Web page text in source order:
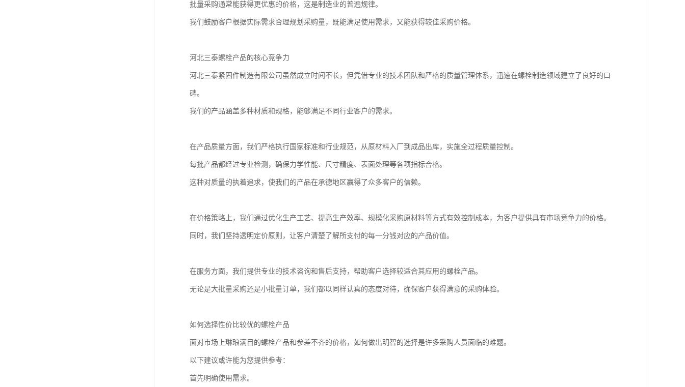
批量采购通常能获得更优惠的价格，这是制造业的普遍规律。
我们鼓励客户根据实际需求合理规划采购量，既能满足使用需求，又能获得较佳采购价格。
河北三泰螺栓产品的核心竞争力
河北三泰紧固件制造有限公司虽然成立时间不长，但凭借专业的技术团队和严格的质量管理体系，迅速在螺栓制造领域建立了良好的口
碑。
我们的产品涵盖多种材质和规格，能够满足不同行业客户的需求。
在产品质量方面，我们严格执行国家标准和行业规范，从原材料入厂到成品出库，实施全过程质量控制。
每批产品都经过专业检测，确保力学性能、尺寸精度、表面处理等各项指标合格。
这种对质量的执着追求，使我们的产品在承德地区赢得了众多客户的信赖。
在价格策略上，我们通过优化生产工艺、提高生产效率、规模化采购原材料等方式有效控制成本，为客户提供具有市场竞争力的价格。
同时，我们坚持透明定价原则，让客户清楚了解所支付的每一分钱对应的产品价值。
在服务方面，我们提供专业的技术咨询和售后支持，帮助客户选择较适合其应用的螺栓产品。
无论是大批量采购还是小批量订单，我们都以同样认真的态度对待，确保客户获得满意的采购体验。
如何选择性价比较优的螺栓产品
面对市场上琳琅满目的螺栓产品和参差不齐的价格，如何做出明智的选择是许多采购人员面临的难题。
以下建议或许能为您提供参考：
首先明确使用需求。